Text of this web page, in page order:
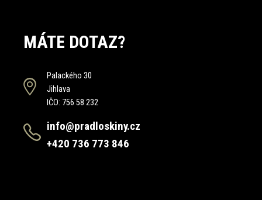
MÁTE DOTAZ?
Palackého 30
Jihlava
IČO: 756 58 232
info@pradloskiny.cz
+420 736 773 846